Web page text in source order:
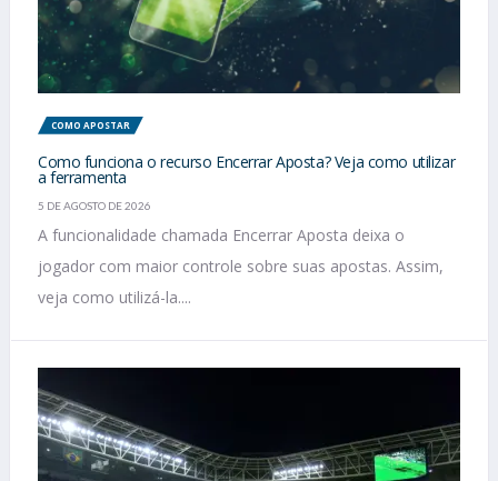
COMO APOSTAR
Como funciona o recurso Encerrar Aposta? Veja como utilizar
a ferramenta
5 DE AGOSTO DE 2026
A funcionalidade chamada Encerrar Aposta deixa o
jogador com maior controle sobre suas apostas. Assim,
veja como utilizá-la....